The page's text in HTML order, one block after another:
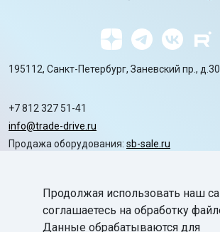
195112, Санкт-Петербург, Заневский пр.,
+7 812 327 51-41
info@trade-drive.ru
Продажа оборудования: sb-sale.ru
Автоматизацияchevron_right
Продолжая использовать наш
соглашаетесь на обработку
Данные обрабатываются для